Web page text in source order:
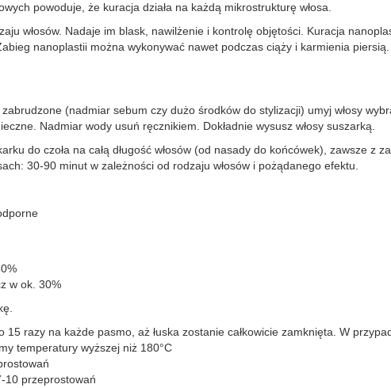
powoduje, że kuracja działa na każdą mikrostrukturę włosa.
włosów. Nadaje im blask, nawilżenie i kontrolę objętości. Kuracja
nanoplastii można wykonywać nawet podczas ciąży i karmienia
(nadmiar sebum czy dużo środków do stylizacji) umyj włosy
Nadmiar wody usuń ręcznikiem. Dokładnie wysusz włosy suszarką.
do czoła na całą długość włosów (od nasady do końcówek), zawsze z
30-90 minut w zależności od rodzaju włosów i pożądanego efektu.
w ok. 30%
razy na każde pasmo, aż łuska zostanie całkowicie zamknięta. W
temperatury wyższej niż 180°C
10 przeprostowań